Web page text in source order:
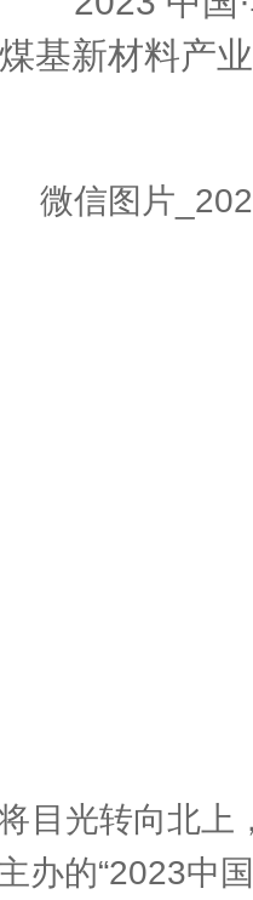
煤基新材料产
目光转向北
办的“2023中